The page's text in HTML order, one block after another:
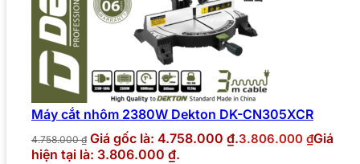
Máy cắt nhôm 2380W Dekton DK-CN305XCR
4.758.000₫ Giá gốc là: 4.758.000 ₫.3.806.000 ₫Giá
hiện tại là: 3.806.000 ₫.